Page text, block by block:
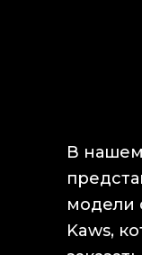
В
модели
Kaws,